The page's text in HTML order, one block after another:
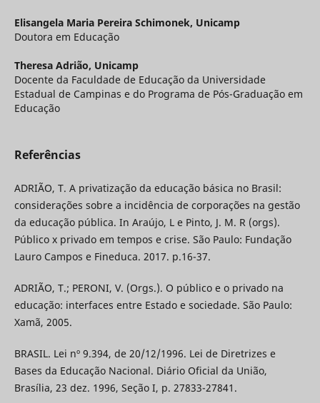
Elisangela Maria Pereira Schimonek, Unicamp
Doutora em Educação
Theresa Adrião, Unicamp
Docente da Faculdade de Educação da Universidade
Estadual de Campinas e do Programa de Pós-Graduação em
Educação
Referências
ADRIÃO, T. A privatização da educação básica no Brasil:
considerações sobre a incidência de corporações na gestão
da educação pública. In Araújo, L e Pinto, J. M. R (orgs).
Público x privado em tempos e crise. São Paulo: Fundação
Lauro Campos e Fineduca. 2017. p.16-37.
ADRIÃO, T.; PERONI, V. (Orgs.). O público e o privado na
educação: interfaces entre Estado e sociedade. São Paulo:
Xamã, 2005.
BRASIL. Lei nº 9.394, de 20/12/1996. Lei de Diretrizes e
Bases da Educação Nacional. Diário Oficial da União,
Brasília, 23 dez. 1996, Seção I, p. 27833-27841.